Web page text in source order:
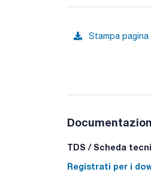
Stampa
TDS / Scheda
Registrati per i